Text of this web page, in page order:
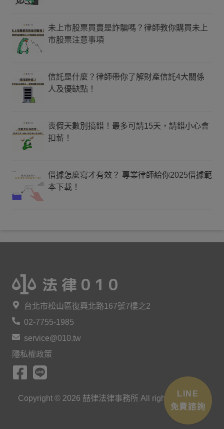
未上市股票買賣是詐騙嗎？律師教你購買未上
市股票注意事項
信託是什麼？律師帶你了解財產信託4大關係
人及優缺點！
喪假天數別搞錯！最多可請15天，請錯小心會
扣薪！
借據怎麼寫才有效？ 專業律師給你2025借據範
本下載！
LINE
免費諮詢
台北市松山區復興北路167號7樓之2
02-7755-1985
service@010.tw
隱私權政策
Copyright © 2026 喆律法律事務所 All rights reserved.